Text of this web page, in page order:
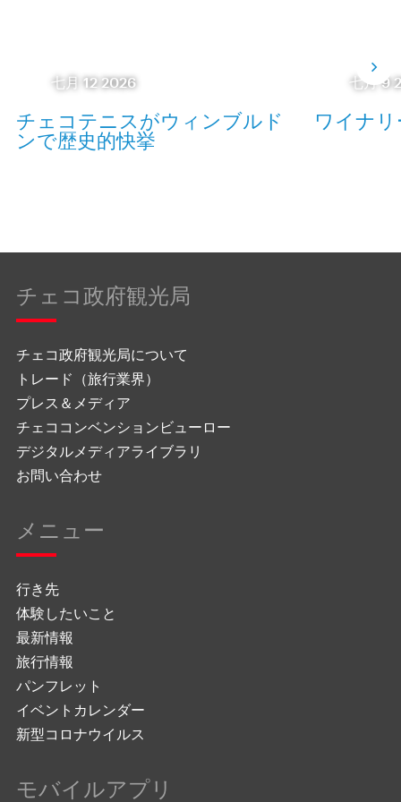
七月 12 2026
チェコテニスがウィンブルド
ンで歴史的快挙
七月 9
ワイナ
チェコ政府観光局
チェコ政府観光局について
トレード（旅行業界）
プレス＆メディア
チェココンベンションビューロー
デジタルメディアライブラリ
お問い合わせ
メニュー
行き先
体験したいこと
最新情報
旅行情報
パンフレット
イベントカレンダー
新型コロナウイルス
モバイルアプリ